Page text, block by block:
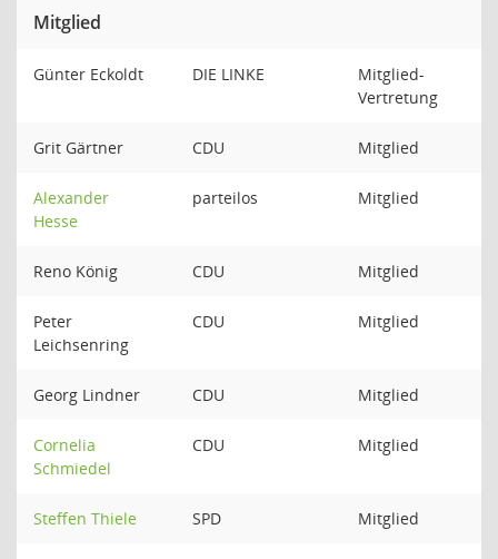
Mitglied
Günter Eckoldt DIE LINKE
Mitglied-
Vertretung
Grit Gärtner CDU Mitglied
Alexander
Hesse
parteilos Mitglied
Reno König CDU Mitglied
Peter
Leichsenring
CDU Mitglied
Georg Lindner CDU Mitglied
Cornelia
Schmiedel
CDU Mitglied
Steffen Thiele SPD Mitglied